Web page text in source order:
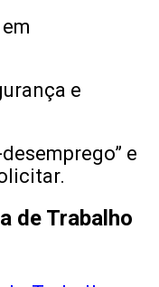
e
e
de Trabalho